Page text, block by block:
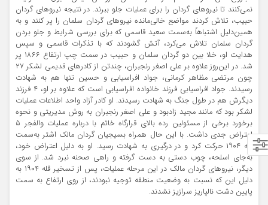
نمی‌کنند تا نیروهای گردان را برای عملیات جلو ببرند. در نتیجه نیروهای گردان
حبیب، تلاش کردند مواضع خالی‌مانده نیروهای گردان سلمان را پر کنند و به
همین‌دلیل اشتباهاً به‌سمت سعید قاسمی که برای بررسی شرایط و جلو بردن
گردان سلمان تلاش می‌کرد، آتش گشودند که با تذکرات قاسمی و سپس
هدایت او، خلا بین دو گردان سلمان و حبیب در سمت چپ ارتفاع ۱۸۶۶ پر
شد. در این‌روز علاوه بر علی اصغر رنجبران، چندتن از کادرهای قدیمی لشکر ۲۷
چون مرتضی مظاهر کرمانی، جواد افراسیابی و حسین تنها هم به شهادت
رسیدند. جواد افراسیابی فرزند خانواده افراسیابی است که علاوه بر او، ۴ فرزند
دیگرش هم در طول جنگ به شهادت رسیدند. او کادر آزاد واحد اطلاعات عملیات
لشکر بود که مانند مجید زادبود و علی اصغر رنجبران به روش مدیریتی و نحوه
برخورد برخی از مسئولین رده بالای قرارگاه خاتم با درباره عملیات والفجر ۵
اعتراض جدی داشت. با این حال همراه بسیجیان گردان مالک اشتر به‌سمت
قله ۱۹۰۴ حرکت کرد و در درگیری به شهادت رسید. او به دلیل اعتراض خود،
به‌جای اسلحه، چوب دستی به دست گرفته و راهی صحنه نبرد شد. از سوی
دیگر، نیروهای گردان مالک در این مرحله عملیات، پس از تسخیر قله ۱۹۰۴ به
دلیل این که نسبت به وضعیت منطقه توجیه نبودند، از روی ارتفاع به سمت
پایین دشت نالپاریز سرازیز نشدند.